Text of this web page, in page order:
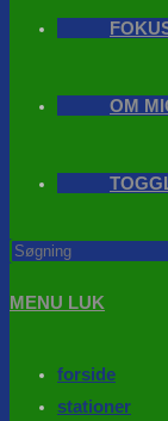
OM
MENU LUK
forside
stationer